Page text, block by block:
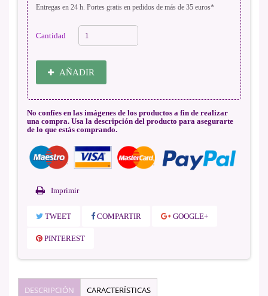
Entregas en 24 h. Portes gratis en pedidos de más de 35 euros*
Cantidad
AÑADIR
No confíes en las imágenes de los productos a fin de realizar
una compra. Usa la descripción del producto para asegurarte
de lo que estás comprando.
Imprimir
TWEET COMPARTIR GOOGLE+
PINTEREST
DESCRIPCIÓN CARACTERÍSTICAS